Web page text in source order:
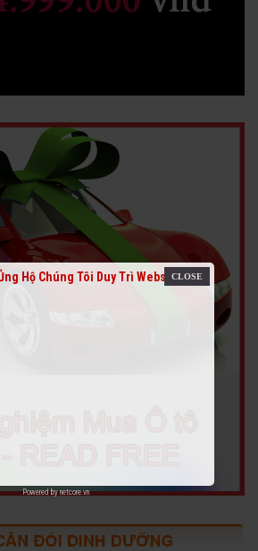
Hộ Chúng Tôi Duy Trì Website
Powered bynetcore.vn